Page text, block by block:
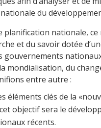
du
planification nationale,
et du savoir dotée
gouvernements
mondialisation, du
entre autre :
éléments clés de la
objectif sera le
récents.